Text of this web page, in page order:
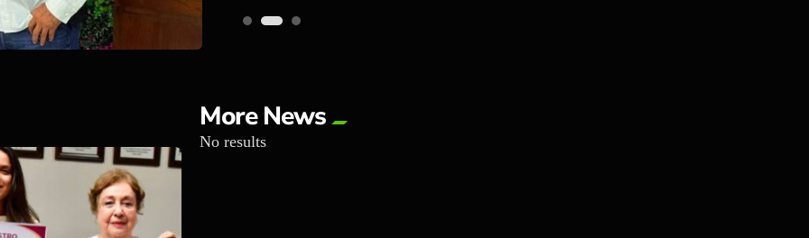
More News
No results